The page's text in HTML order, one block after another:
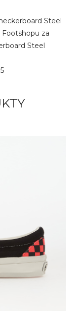
Steel
za
Steel